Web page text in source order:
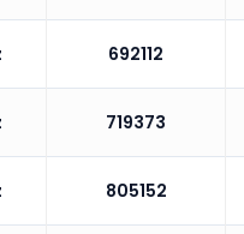
692112
719373
805152